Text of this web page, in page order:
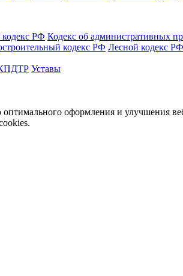
РФ Кодекс об административных
кодекс РФ Лесной кодекс РФ
Уставы
оптимального оформления и улучшения